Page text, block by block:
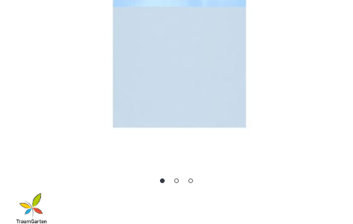
Zum
Anfang